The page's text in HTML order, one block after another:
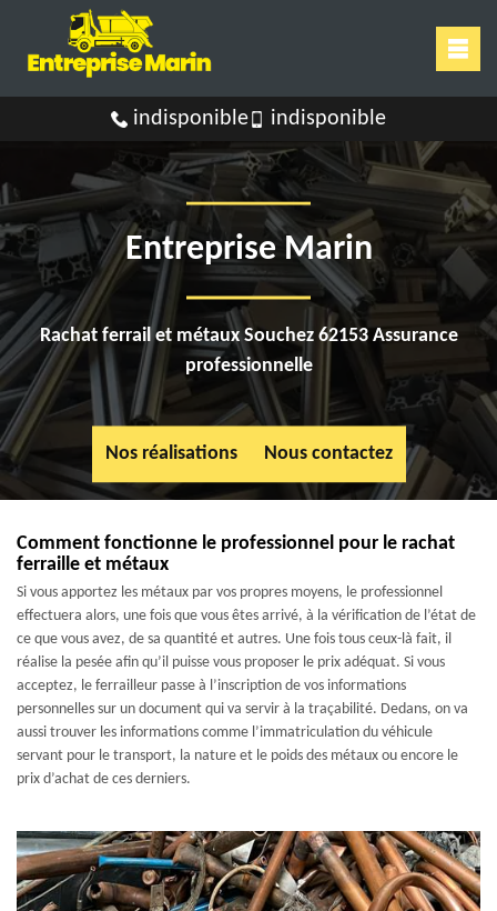
indisponible indisponible
Entreprise Marin
Rachat ferrail et métaux Souchez 62153 Assurance
professionnelle
Nos réalisations Nous contactez
Comment fonctionne le professionnel pour le rachat
ferraille et métaux
Si vous apportez les métaux par vos propres moyens, le professionnel
effectuera alors, une fois que vous êtes arrivé, à la vérification de l’état de
ce que vous avez, de sa quantité et autres. Une fois tous ceux-là fait, il
réalise la pesée afin qu’il puisse vous proposer le prix adéquat. Si vous
acceptez, le ferrailleur passe à l’inscription de vos informations
personnelles sur un document qui va servir à la traçabilité. Dedans, on va
aussi trouver les informations comme l’immatriculation du véhicule
servant pour le transport, la nature et le poids des métaux ou encore le
prix d’achat de ces derniers.